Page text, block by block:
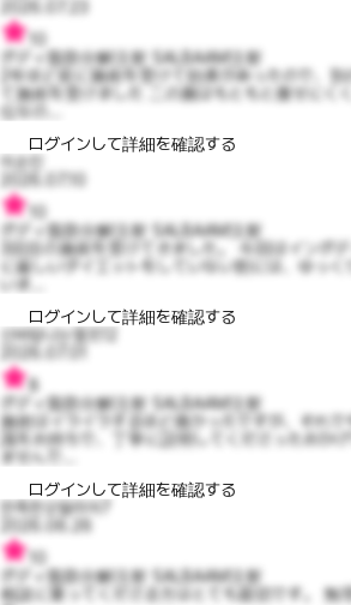
ボディ脂肪分解注射 SALBAAM注射
2年ほど前に施術を受けて効果があったので、
て施術を受けました 二の腕はもともと痩せにく
ログインして詳細を確認する
이순진
ボディ脂肪分解注射 SALBAAM注射
3回目の施術を受けてきました。 今回はインボ
に厳しいダイエットをしていない割には、ゆっく
ログインして詳細を確認する
신바람나는엘프12
8
ボディ脂肪分解注射 SALBAAM注射
施術はイライラするほど痛かったですが、それ
識をお持ちで、丁寧に説明してくださったおか
ログインして詳細を確認する
만족한오델리아7
ボディ脂肪分解注射 SALBAAM注射
相談に乗ってくださる方はとても親切です。 無